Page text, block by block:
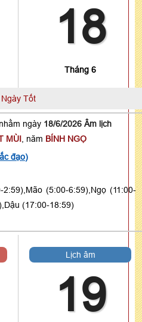
18
Tháng 6
Ngày Tốt
nhằm ngày 18/6/2026 Âm lịch
MÙI , năm BÍNH NGỌ
đạo)
(5:00-6:59),Ngọ (11:00-
(17:00-18:59)
Lịch âm
19